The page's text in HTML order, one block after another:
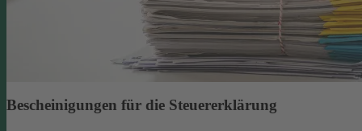
Bescheinigungen für die Steuererklärung